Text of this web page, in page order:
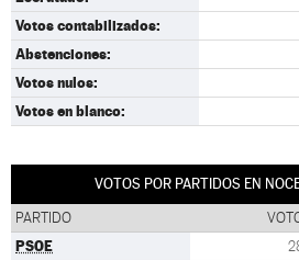
Votos contabilizados:
Abstenciones:
Votos nulos:
Votos en blanco:
VOTOS POR PARTIDOS EN
PARTIDO
PSOE